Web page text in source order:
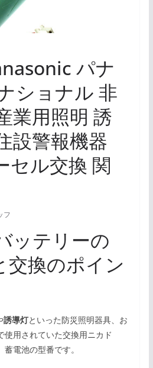
パナ
ショナル 非
業用照明 誘
設警報機器
セル交換 関
フ
ッテリーの
交換のポイン
誘導灯といった防災照明器具、お
使用されていた交換用ニカド
蓄電池の型番です。